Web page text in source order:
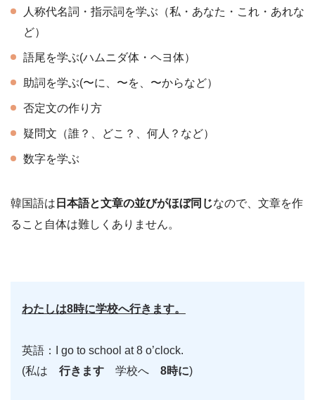
人称代名詞・指示詞を学ぶ（私・あなた・これ・あれな
ど）
語尾を学ぶ(ハムニダ体・ヘヨ体）
助詞を学ぶ(〜に、〜を、〜からなど）
否定文の作り方
疑問文（誰？、どこ？、何人？など）
数字を学ぶ
韓国語は 日本語と文章の並びがほぼ同じなので、文章を作
ること自体は難しくありません。
わたしは8時に学校へ行きます。
英語：I go to school at 8 o’clock.
(私は 行きます 学校へ 8時に)